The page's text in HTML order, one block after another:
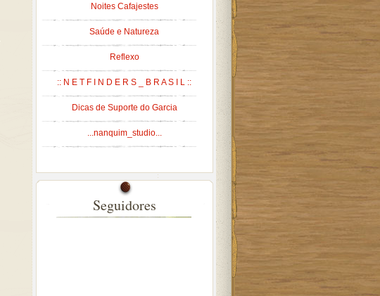
Noites Cafajestes
Saúde e Natureza
Reflexo
:: N E T F I N D E R S _ B R A S I L ::
Dicas de Suporte do Garcia
...nanquim_studio...
Seguidores